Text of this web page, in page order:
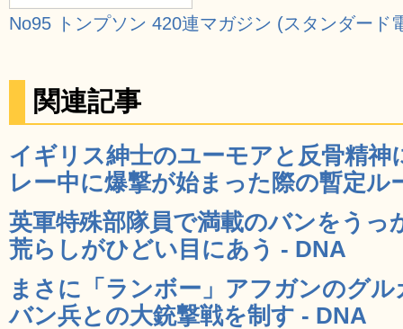
No95 トンプソン 420連マガジン (スタンダード
関連記事
イギリス紳士のユーモアと反骨精
レー中に爆撃が始まった際の暫定ル
英軍特殊部隊員で満載のバンをうっ
荒らしがひどい目にあう - DNA
まさに「ランボー」アフガンのグ
バン兵との大銃撃戦を制す - DNA